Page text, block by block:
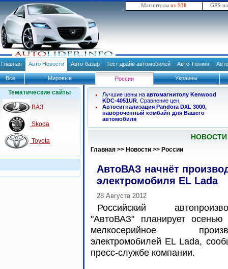
Магнитолы от $38 GPS-
Главная Авто Новости Авто-базар Тест драйв автомобилей Авто Тюнинг
Все Мировые России Украины
Тематические сайты
ВАЗ
Skoda
Toyota
Лучшие цены на автомагнитолу Kenwood
KDC-4051UR . Сравнение цен.
Автосигнализация Pandora DXL 3000,
навороченный комбайн для Вашего
автомобиля
Главная >> Новости >> России
АвтоВАЗ начнёт
электромобиля EL Lada
28 Августа 2012
Российский
"АвтоВАЗ" планирует осенью
мелкосерийное
электромобилей EL Lada,
пресс-службе компании.